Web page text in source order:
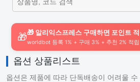
🎁🎁 알리익스프레스 구매하면 포인트
worldbot 등록 1% + 구매 3% + 추천 2% 적립
옵션 상품리스트
옵션은 제품에 따라 단독배송이 어려울 수